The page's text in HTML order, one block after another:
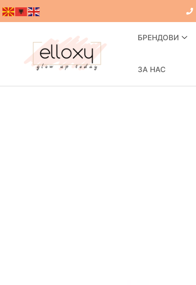
БРЕНДОВИ
ЗА НАС